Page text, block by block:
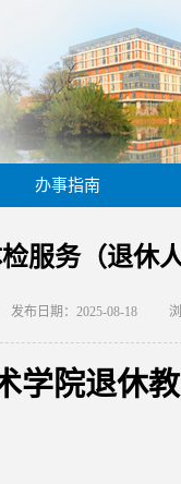
办事指南
服务（退休
发布日期：2025-08-18
学院退休